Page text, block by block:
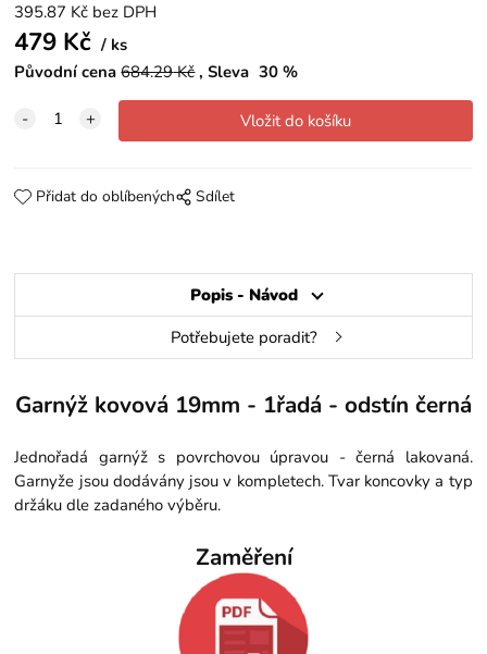
395.87 Kč bez DPH
479 Kč
ks
Původní cena 684.29Kč Sleva 30 %
Přidat do oblíbených Sdílet
Popis - Návod
Potřebujete poradit?
Garnýž kovová 19mm - 1řadá - odstín černá
Jednořadá garnýž s povrchovou úpravou - černá lakovaná.
Garnyže jsou dodávány jsou v kompletech. Tvar koncovky a typ
držáku dle zadaného výběru.
Zaměření